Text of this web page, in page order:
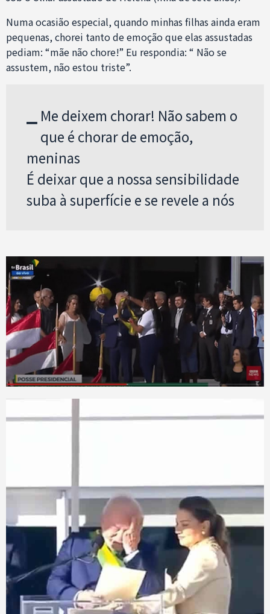
Numa ocasião especial, quando minhas filhas ainda eram
pequenas, chorei tanto de emoção que elas assustadas
pediam: “mãe não chore!” Eu respondia: “ Não se
assustem, não estou triste”.
– Me deixem chorar! Não sabem o
que é chorar de emoção,
meninas
É deixar que a nossa sensibilidade
suba à superfície e se revele a nós